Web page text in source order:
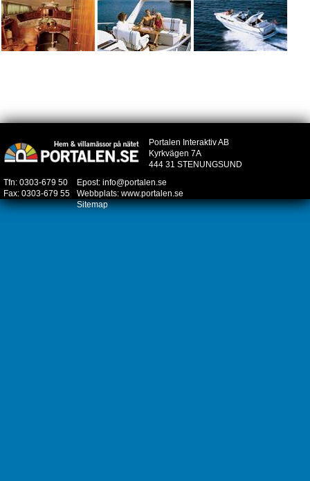
Portalen Interaktiv AB
Kyrkvägen 7A
444 31 STENUNGSUND
Tfn: 0303-679 50
Fax: 0303-679 55
Epost: info@portalen.se
Webbplats: www.portalen.se
Sitemap